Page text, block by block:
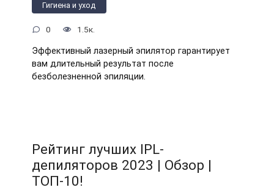
Гигиена и уход
0 1.5к.
Эффективный лазерный эпилятор гарантирует
вам длительный результат после
безболезненной эпиляции.
Рейтинг лучших IPL-
депиляторов 2023 | Обзор |
ТОП-10!